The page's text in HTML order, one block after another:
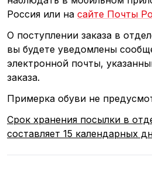
Россия или на сайте Почты
О поступлении заказа в
вы будете уведомлены
электронной почты,
заказа.
Примерка обуви не
Срок хранения посылки в
составляет 15 календарных